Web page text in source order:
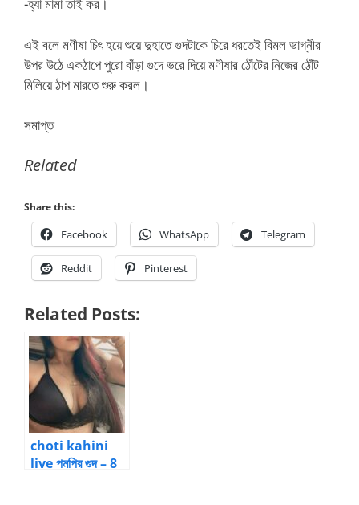
এই বলে মণীষা চিৎ হয়ে শুয়ে দুহাতে গুদটাকে চিরে ধরতেই বিমল ভাগ্নীর
উপর উঠে একঠাপে পুরো বাঁড়া গুদে ভরে দিয়ে মণীষার ঠোঁটের নিজের ঠোঁট
মিলিয়ে ঠাপ মারতে শুরু করল।
সমাপ্ত
Related
Share this:
Facebook WhatsApp Telegram
Reddit Pinterest
Related Posts:
choti kahini
live পমপির গুদ – 8